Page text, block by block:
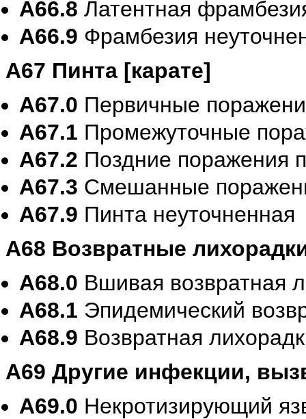
A66.8 Латентная
A66.9 Фрамбезия
A67 Пинта [карате]
A67.0 Первичные
A67.1 Промежуточные
A67.2 Поздние поражения
A67.3 Смешанные
A67.9 Пинта неуточненная
A68 Возвратные
A68.0 Вшивая возвратная
A68.1 Эпидемический
A68.9 Возвратная
A69 Другие инфекции,
A69.0 Некротизирующий